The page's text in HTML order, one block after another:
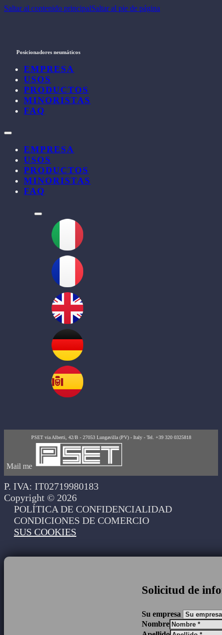
Saltar al contenido principalSaltar al pie de página
Posicionadores neumáticos
EMPRESA
USOS
PRODUCTOS
MINORISTAS
FAQ
EMPRESA
USOS
PRODUCTOS
MINORISTAS
FAQ
PSET via Alberti, 42/B - 27053 Lungavilla (PV) - Italy - Tel. +39 320 0325818
Mail me
P. IVA: IT02719980183
Copyright © 2026
POLÍTICA DE CONFIDENCIALIDAD
CONDICIONES DE COMERCIO
SUS COOKIES
Solicitud de
Su empresa
Nombre